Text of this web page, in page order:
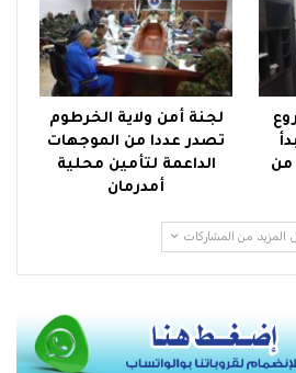
من
لجنة أمن ولاية الخرطوم
تصدر عددا من الموجهات
الداعمة لتأمين محلية
أمدرمان
المزيد من المشاركات